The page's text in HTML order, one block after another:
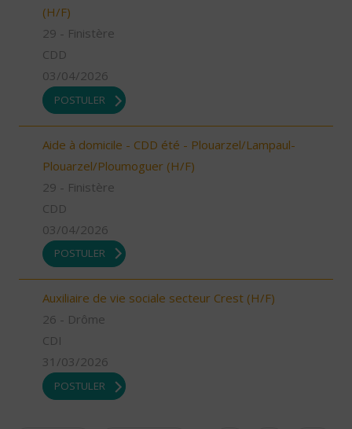
(H/F)
29 - Finistère
CDD
03/04/2026
POSTULER
Aide à domicile - CDD été - Plouarzel/Lampaul-
Plouarzel/Ploumoguer (H/F)
29 - Finistère
CDD
03/04/2026
POSTULER
Auxiliaire de vie sociale secteur Crest (H/F)
26 - Drôme
CDI
31/03/2026
POSTULER